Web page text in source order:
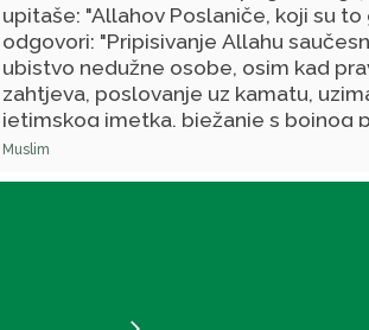
upitaše: "Allahov Poslaniče, koji su to
odgovori: "Pripisivanje Allahu
ubistvo nedužne osobe, osim kad
zahtjeva, poslovanje uz kamatu,
jetimskog imetka, bježanje s bojnog
potvora čestitih nevinih vjernica."
Muslim